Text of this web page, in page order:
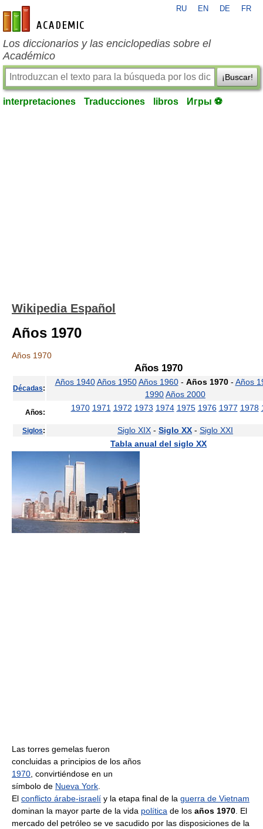
es-academic.com
RU EN DE FR
Los diccionarios y las enciclopedias sobre el
Académico
¡Buscar!
interpretaciones Traducciones libros Игры ⚽
Wikipedia Español
Años 1970
Años 1970
Años 1970
Décadas:
Años 1940 Años 1950 Años 1960- Años 1970- Años
1990Años 2000
Años: 1970 1971 1972 1973 1974 1975 1976 1977 1978
Siglos: Siglo XIX - Siglo XX - Siglo XXI
Tabla anual del siglo XX
Las torres gemelas fueron
concluidas a principios de los años
1970, convirtiéndose en un
símbolo de Nueva York.
El conflicto árabe-israelí y la etapa final de la guerra de Vietnam
dominan la mayor parte de la vida política de los años 1970. El
mercado del petróleo se ve sacudido por las disposiciones de la